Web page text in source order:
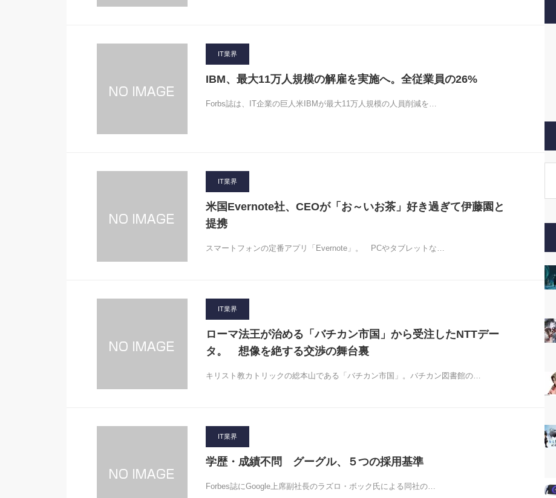
IT業界
IBM、最大11万人規模の解雇を実施へ。全従業員の26%
Forbs誌は、IT企業の巨人米IBMが最大11万人規模の人員削減を…
IT業界
米国Evernote社、CEOが「お～いお茶」好き過ぎて伊藤園と
提携
スマートフォンの定番アプリ「Evernote」。 PCやタブレットな…
IT業界
ローマ法王が治める「バチカン市国」から受注したNTTデー
タ。 想像を絶する交渉の舞台裏
キリスト教カトリックの総本山である「バチカン市国」。バチカン図書館の…
IT業界
学歴・成績不問 グーグル、５つの採用基準
Forbes誌にGoogle上席副社長のラズロ・ボック氏による同社の…